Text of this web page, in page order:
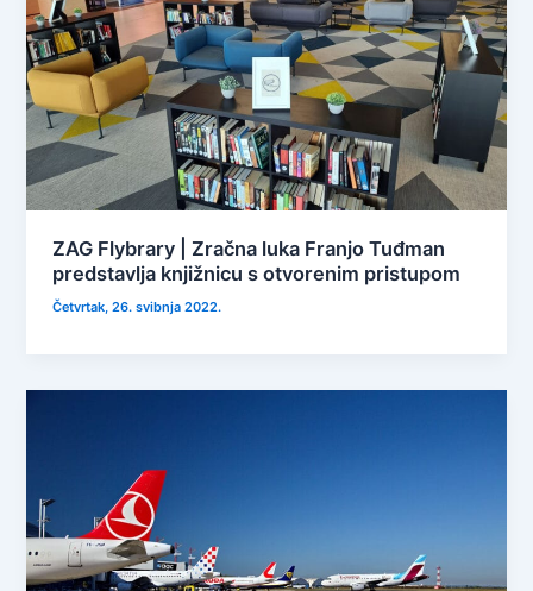
ZAG Flybrary | Zračna luka Franjo Tuđman
predstavlja knjižnicu s otvorenim pristupom
Četvrtak, 26. svibnja 2022.